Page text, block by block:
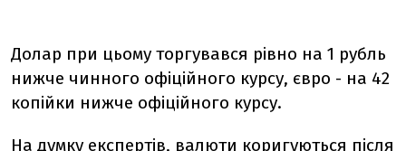
Долар при цьому торгувався рівно на 1 рубль
нижче чинного офіційного курсу, євро - на 42
копійки нижче офіційного курсу.
На думку експертів, валюти коригуються після